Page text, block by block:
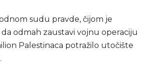
sudu pravde, čijom je
odmah zaustavi vojnu operaciju
Palestinaca potražilo utočište